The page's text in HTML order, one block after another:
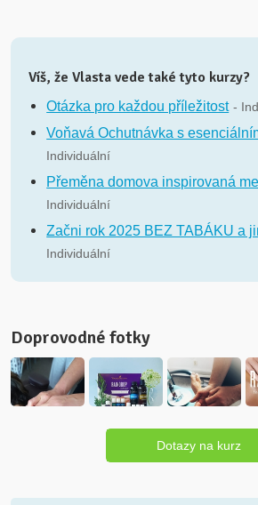
Víš, že Vlasta vede také tyto kurzy?
Otázka pro každou příležitost -
Voňavá Ochutnávka s
Individuální
Přeměna domova inspirovaná
Individuální
Začni rok 2025 BEZ TABÁKU a
Individuální
Doprovodné fotky
Dotazy na kurz